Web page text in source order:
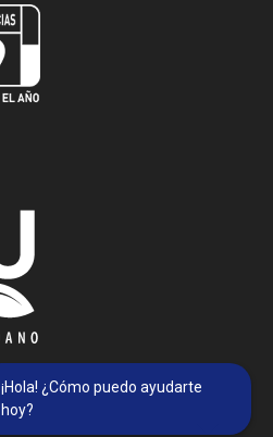
¡Hola! ¿Cómo puedo ayudarte
hoy?